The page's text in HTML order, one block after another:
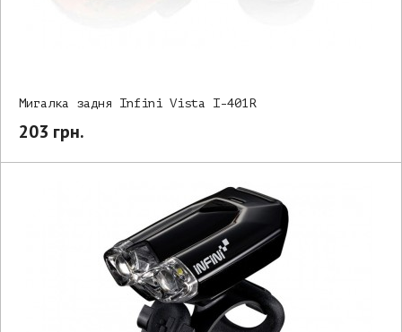
Мигалка задня Infini Vista I-401R
203 грн.